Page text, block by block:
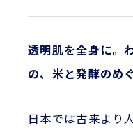
透明肌を全身に。
の、米と発酵のめ
日本では古来より